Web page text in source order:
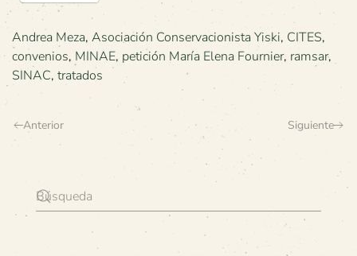
Andrea Meza, Asociación Conservacionista Yiski, CITES,
convenios, MINAE, petición María Elena Fournier, ramsar,
SINAC, tratados
Anterior Siguiente